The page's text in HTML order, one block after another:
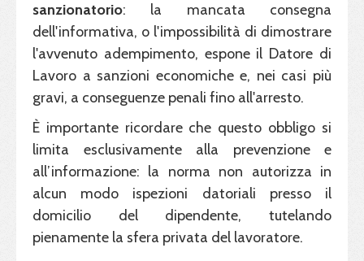
sanzionatorio: la mancata consegna
dell'informativa, o l'impossibilità di dimostrare
l'avvenuto adempimento, espone il Datore di
Lavoro a sanzioni economiche e, nei casi più
gravi, a conseguenze penali fino all'arresto.
È importante ricordare che questo obbligo si
limita esclusivamente alla prevenzione e
all’informazione: la norma non autorizza in
alcun modo ispezioni datoriali presso il
domicilio del dipendente, tutelando
pienamente la sfera privata del lavoratore.